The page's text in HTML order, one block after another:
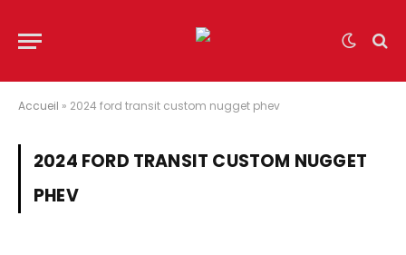
Accueil » 2024 ford transit custom nugget phev
2024 FORD TRANSIT CUSTOM NUGGET
PHEV